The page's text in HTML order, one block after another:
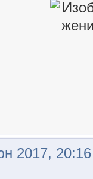
2017, 20:16